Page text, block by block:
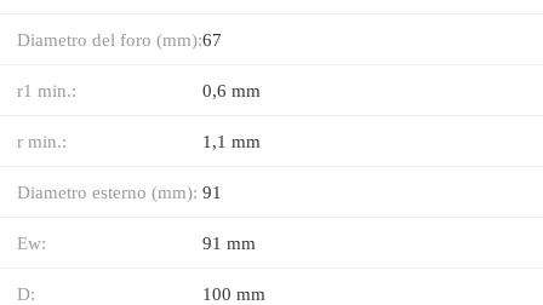
Diametro del foro (mm):67
r1 min.: 0,6 mm
r min.: 1,1 mm
Diametro esterno (mm): 91
Ew: 91 mm
D: 100 mm